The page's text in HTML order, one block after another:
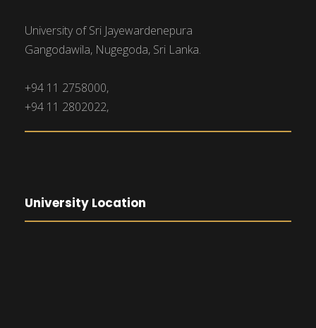
University of Sri Jayewardenepura
Gangodawila, Nugegoda, Sri Lanka.
+94 11 2758000,
+94 11 2802022,
University Location